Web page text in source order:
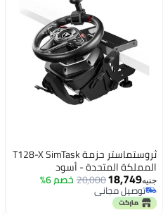
ثروستماستر حزمة T128-X SimTask
المملكة المتحدة - أسود
جنيه18,749
20,000خصم 6%
توصيل مجاني
توصيل مجاني